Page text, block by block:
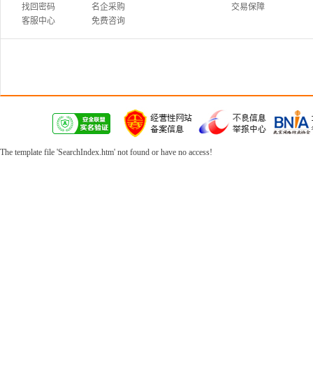
找回密码
客服中心
名企采购
免费咨询
交易保障
The template file 'SearchIndex.htm' not found or have no access!